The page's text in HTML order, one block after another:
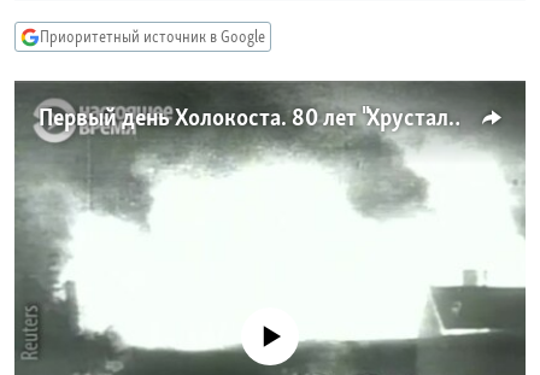
главной
навигации
Вернутся
поиску
IDEL.РЕАЛИИ
КАВКАЗ.РЕАЛИИ
СЕВЕР.РЕАЛИИ
СИБИРЬ.РЕАЛИИ
РАСПИСАНИЕ ВЕЩАНИЯ
ПОДПИШИТЕСЬ НА РАССЫЛКУ
СОЦИАЛЬНЫЕ СЕТИ
Приоритетный источник в Google
Первый день Холокоста. 80 лет "Хрустальной ночи"
No media source currently available